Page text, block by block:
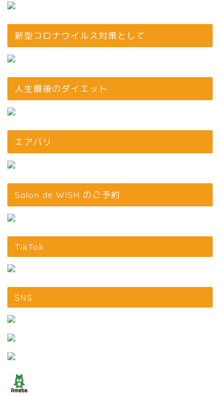
新型コロナウイルス対策として
人生最後のダイエット
エアバリ
Salon de WISH のご予約
TikTok
SNS